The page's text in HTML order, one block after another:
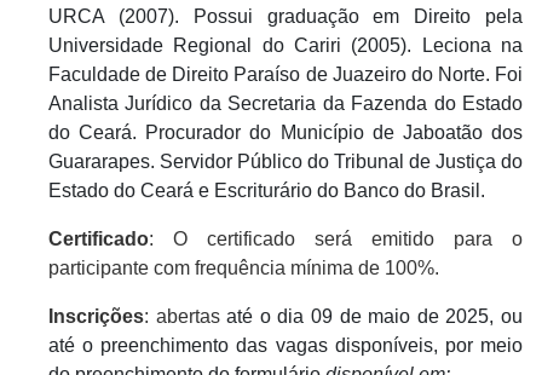
URCA (2007). Possui graduação em Direito pela
Universidade Regional do Cariri (2005). Leciona na
Faculdade de Direito Paraíso de Juazeiro do Norte. Foi
Analista Jurídico da Secretaria da Fazenda do Estado
do Ceará. Procurador do Município de Jaboatão dos
Guararapes. Servidor Público do Tribunal de Justiça do
Estado do Ceará e Escriturário do Banco do Brasil.
Certificado: O certificado será emitido para o
participante com frequência mínima de 100%.
Inscrições: abertasaté o dia 09 de maio de 2025, ou
até o preenchimento das vagas disponíveis, por meio